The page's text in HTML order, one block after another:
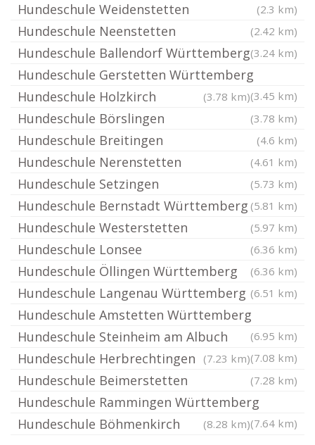
Hundeschule Weidenstetten (2.3 km)
Hundeschule Neenstetten (2.42 km)
Hundeschule Ballendorf Württemberg(3.24 km)
Hundeschule Gerstetten Württemberg
(3.45 km)
Hundeschule Holzkirch (3.78 km)
Hundeschule Börslingen (3.78 km)
Hundeschule Breitingen (4.6 km)
Hundeschule Nerenstetten (4.61 km)
Hundeschule Setzingen (5.73 km)
Hundeschule Bernstadt Württemberg (5.81 km)
Hundeschule Westerstetten (5.97 km)
Hundeschule Lonsee (6.36 km)
Hundeschule Öllingen Württemberg (6.36 km)
Hundeschule Langenau Württemberg (6.51 km)
Hundeschule Amstetten Württemberg
(6.95 km)
Hundeschule Steinheim am Albuch
(7.08 km)
Hundeschule Herbrechtingen (7.23 km)
Hundeschule Beimerstetten (7.28 km)
Hundeschule Rammingen Württemberg
(7.64 km)
Hundeschule Böhmenkirch (8.28 km)